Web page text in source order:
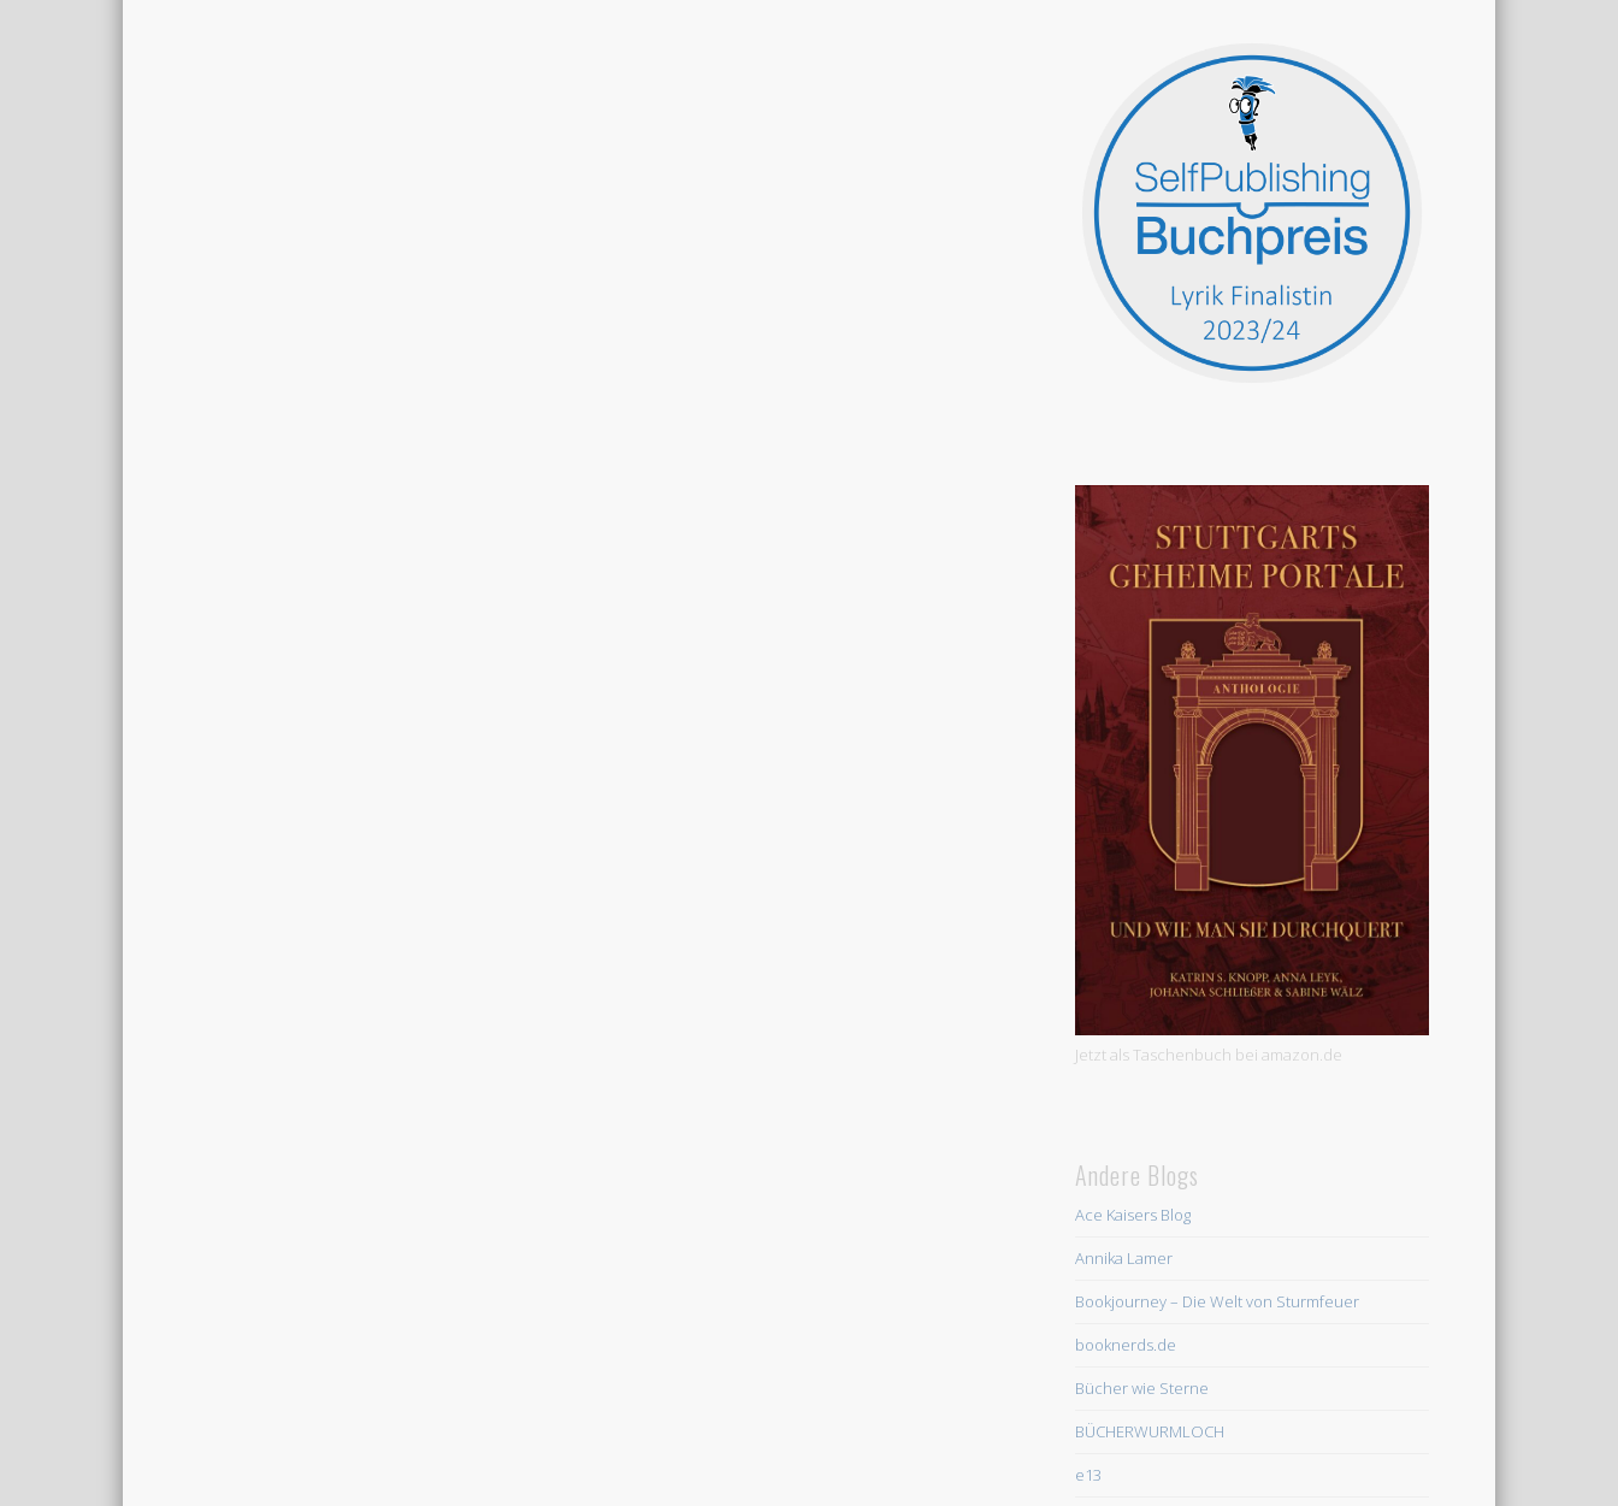
Jetzt als Taschenbuch bei amazon.de
Andere Blogs
Ace Kaisers Blog
Annika Lamer
Bookjourney – Die Welt von Sturmfeuer
booknerds.de
Bücher wie Sterne
BÜCHERWURMLOCH
e13